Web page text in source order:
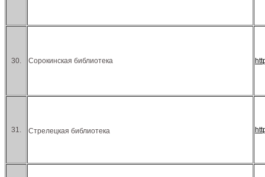
30. Сорокинская библиотека
31. Стрелецкая библиотека